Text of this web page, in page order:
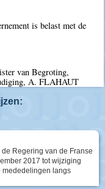
is belast met de
van Begroting,
A. FLAHAUT
Regering van de Franse
2017 tot wijziging
mededelingen langs